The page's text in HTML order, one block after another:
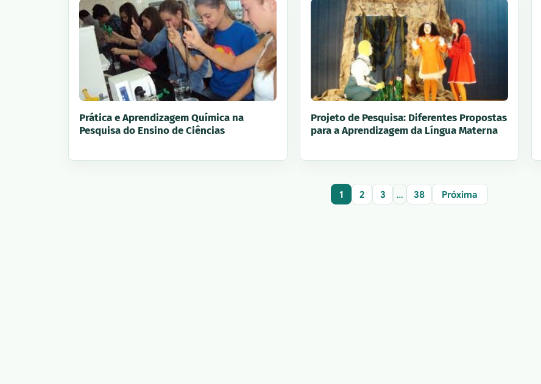
Prática e Aprendizagem Química na
Pesquisa do Ensino de Ciências
Projeto de Pesquisa: Diferentes Propostas
para a Aprendizagem da Língua Materna
1 2 3 … 38 Próxima